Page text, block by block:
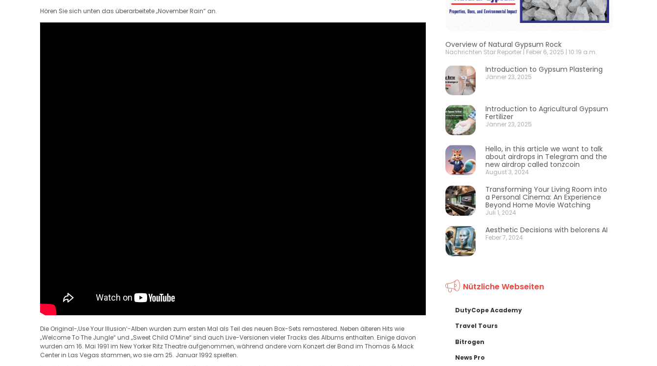
Hören Sie sich unten das überarbeitete „November Rain“ an.
Die Original-‚Use Your Illusion‘-Alben wurden zum ersten Mal als Teil des neuen Box-Sets remastered. Neben älteren Hits wie
„Welcome To The Jungle“ und „Sweet Child O’Mine“ sind auch Live-Versionen vieler Tracks des Albums enthalten. Einige davon
wurden am 16. Mai 1991 im New Yorker Ritz Theatre aufgenommen, während andere vom Konzert der Band im Thomas & Mack
Center in Las Vegas stammen, wo sie am 25. Januar 1992 spielten.
Overview of Natural Gypsum Rock
Nachrichten Star Reporter Feber 6, 2025 10:19 a.m.
Introduction to Gypsum Plastering
Jänner 23, 2025
Introduction to Agricultural Gypsum
Fertilizer
Jänner 23, 2025
Hello, in this article we want to talk
about airdrops in Telegram and the
new airdrop called tonzcoin
August 3, 2024
Transforming Your Living Room into
a Personal Cinema: An Experience
Beyond Home Movie Watching
Juli 1, 2024
Aesthetic Decisions with belorens AI
Feber 7, 2024
Nützliche Webseiten
DutyCope Academy
Travel Tours
Bitrogen
News Pro